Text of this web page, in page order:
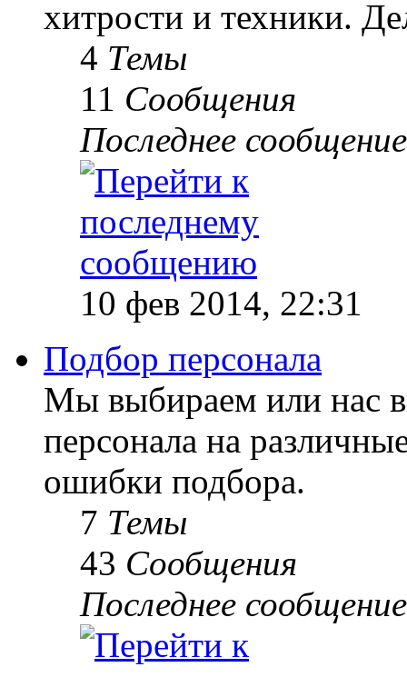
хитрости и техники.
4 Темы
11 Сообщения
Последнее сообщение
10 фев 2014, 22:31
Подбор персонала
Мы выбираем или нас
персонала на
ошибки подбора.
7 Темы
43 Сообщения
Последнее сообщение